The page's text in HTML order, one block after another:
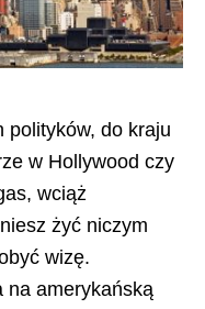
polityków, do kraju
w Hollywood czy
wciąż
żyć niczym
wizę.
na amerykańską